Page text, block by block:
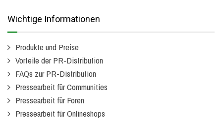
Wichtige Informationen
Produkte und Preise
Vorteile der PR-Distribution
FAQs zur PR-Distribution
Pressearbeit für Communities
Pressearbeit für Foren
Pressearbeit für Onlineshops